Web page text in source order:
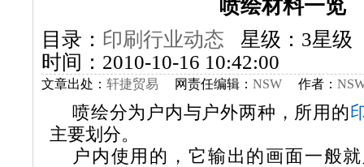
喷绘材料一览
目录： 印刷行业动态
星级：3星级
时间：2010-10-16 10:42:00
文章出处： 轩捷贸易 网责任编辑： NSW 作者：
喷绘分为户内与户外两种，所用的
主要划分。
户内使用的，它输出的画面一般